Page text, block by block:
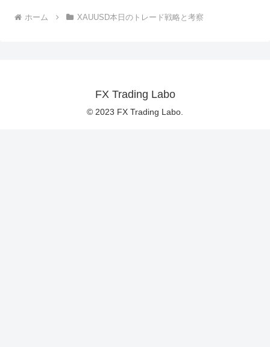
ホーム XAUUSD本日のトレード戦略と考察
FX Trading Labo
© 2023 FX Trading Labo.